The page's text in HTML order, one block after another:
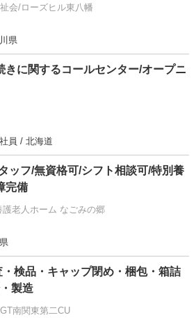
会/ローズヒル東八幡
県
きに関するコールセンター/オープニ
員 / 北海道
ッフ/無資格可/シフト相談可/特別養
完備
老人ホーム なごみの郷
・検品・キャップ閉め・梱包・箱詰
製造
南関東第二CU